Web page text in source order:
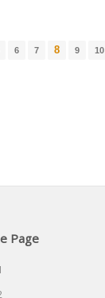
6 7 8 9 10
Page